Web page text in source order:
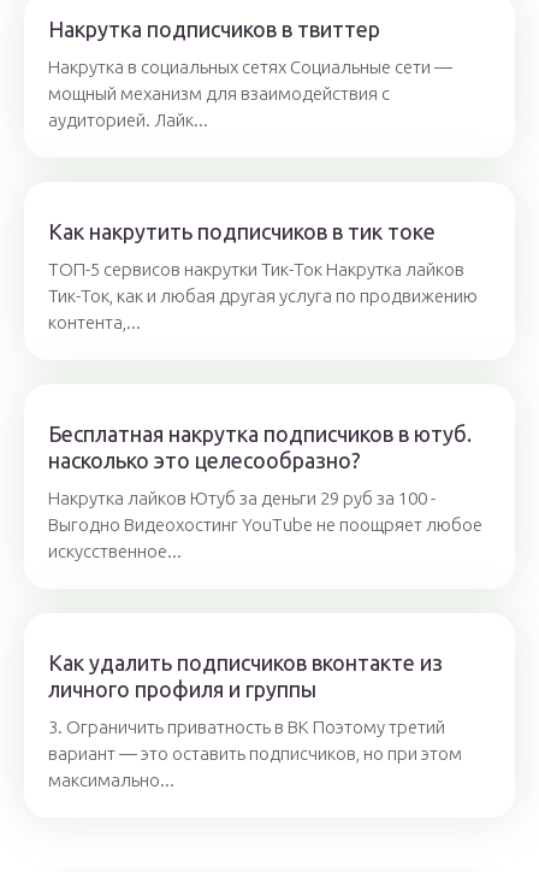
Накрутка подписчиков в твиттер
Накрутка в социальных сетях Социальные сети —
мощный механизм для взаимодействия с
аудиторией. Лайк...
Как накрутить подписчиков в тик токе
ТОП-5 сервисов накрутки Тик-Ток Накрутка лайков
Тик-Ток, как и любая другая услуга по продвижению
контента,...
Бесплатная накрутка подписчиков в ютуб.
насколько это целесообразно?
Накрутка лайков Ютуб за деньги 29 руб за 100 -
Выгодно Видеохостинг YouTube не поощряет любое
искусственное...
Как удалить подписчиков вконтакте из
личного профиля и группы
3. Ограничить приватность в ВК Поэтому третий
вариант — это оставить подписчиков, но при этом
максимально...